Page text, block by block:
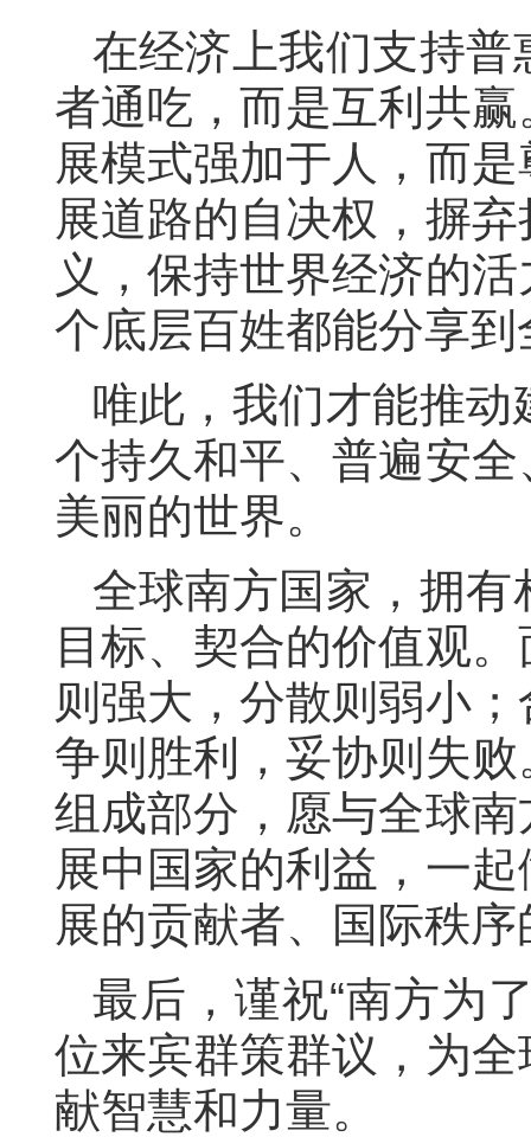
在经济上我们支持
者通吃，而是互利共
展模式强加于人，而
展道路的自决权，摒
义，保持世界经济的
个底层百姓都能分享
唯此，我们才能推
个持久和平、普遍安
美丽的世界。
全球南方国家，拥
目标、契合的价值观
则强大，分散则弱小
争则胜利，妥协则失
组成部分，愿与全球
展中国家的利益，一
展的贡献者、国际秩
最后，谨祝“南方为
位来宾群策群议，为
献智慧和力量。